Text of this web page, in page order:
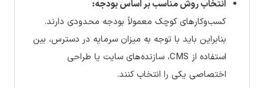
انتخاب روش مناسب بر اساس بودجه:
کسب‌وکارهای کوچک معمولاً بودجه محدودی دارند.
بنابراین باید با توجه به میزان سرمایه در دسترس، بین
استفاده از CMS، سازنده‌های سایت یا طراحی
اختصاصی یکی را انتخاب کنند.